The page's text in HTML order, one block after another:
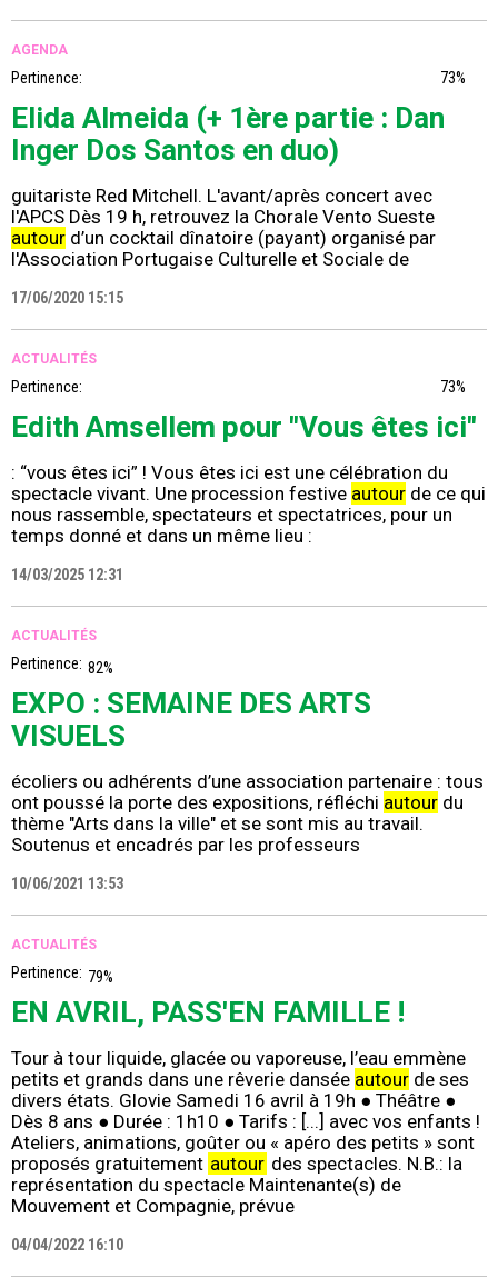
AGENDA
Pertinence: 73%
Elida Almeida (+ 1ère partie : Dan
Inger Dos Santos en duo)
guitariste Red Mitchell. L'avant/après concert avec
l'APCS Dès 19 h, retrouvez la Chorale Vento Sueste
autour d’un cocktail dînatoire (payant) organisé par
l'Association Portugaise Culturelle et Sociale de
17/06/2020 15:15
ACTUALITÉS
Pertinence: 73%
Edith Amsellem pour "Vous êtes ici"
: “vous êtes ici” ! Vous êtes ici est une célébration du
spectacle vivant. Une procession festive autour de ce qui
nous rassemble, spectateurs et spectatrices, pour un
temps donné et dans un même lieu :
14/03/2025 12:31
ACTUALITÉS
Pertinence: 82%
EXPO : SEMAINE DES ARTS
VISUELS
écoliers ou adhérents d’une association partenaire : tous
ont poussé la porte des expositions, réfléchi autour du
thème "Arts dans la ville" et se sont mis au travail.
Soutenus et encadrés par les professeurs
10/06/2021 13:53
ACTUALITÉS
Pertinence: 79%
EN AVRIL, PASS'EN FAMILLE !
Tour à tour liquide, glacée ou vaporeuse, l’eau emmène
petits et grands dans une rêverie dansée autour de ses
divers états. Glovie Samedi 16 avril à 19h ● Théâtre ●
Dès 8 ans ● Durée : 1h10 ● Tarifs : [...] avec vos enfants !
Ateliers, animations, goûter ou « apéro des petits » sont
proposés gratuitement autour des spectacles. N.B.: la
représentation du spectacle Maintenante(s) de
Mouvement et Compagnie, prévue
04/04/2022 16:10